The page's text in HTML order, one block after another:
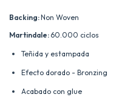
Backing:Non Woven
Martindale: 60.000 ciclos
Teñida y estampada
Efecto dorado - Bronzing
Acabado con glue